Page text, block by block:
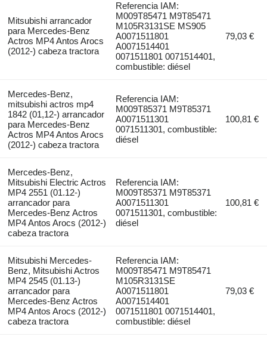
Mitsubishi arrancador
para Mercedes-Benz
Actros MP4 Antos Arocs
(2012-) cabeza tractora
Referencia IAM:
M009T85471 M9T85471
M105R3131SE MS905
A0071511801
A0071514401
0071511801 0071514401,
combustible: diésel
79,03 €
Mercedes-Benz,
mitsubishi actros mp4
1842 (01,12-) arrancador
para Mercedes-Benz
Actros MP4 Antos Arocs
(2012-) cabeza tractora
Referencia IAM:
M009T85371 M9T85371
A0071511301
0071511301, combustible:
diésel
100,81 €
Mercedes-Benz,
Mitsubishi Electric Actros
MP4 2551 (01.12-)
arrancador para
Mercedes-Benz Actros
MP4 Antos Arocs (2012-)
cabeza tractora
Referencia IAM:
M009T85371 M9T85371
A0071511301
0071511301, combustible:
diésel
100,81 €
Mitsubishi Mercedes-
Benz, Mitsubishi Actros
MP4 2545 (01.13-)
arrancador para
Mercedes-Benz Actros
MP4 Antos Arocs (2012-)
cabeza tractora
Referencia IAM:
M009T85471 M9T85471
M105R3131SE
A0071511801
A0071514401
0071511801 0071514401,
combustible: diésel
79,03 €